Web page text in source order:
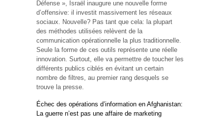
Défense », Israël inaugure une nouvelle forme
d’offensive: il investit massivement les réseaux
sociaux. Nouvelle? Pas tant que cela: la plupart
des méthodes utilisées relèvent de la
communication opérationnelle la plus traditionnelle.
Seule la forme de ces outils représente une réelle
innovation. Surtout, elle va permettre de toucher les
différents publics ciblés en évitant un certain
nombre de filtres, au premier rang desquels se
trouve la presse.
Échec des opérations d’information en Afghanistan:
La guerre n’est pas une affaire de marketing